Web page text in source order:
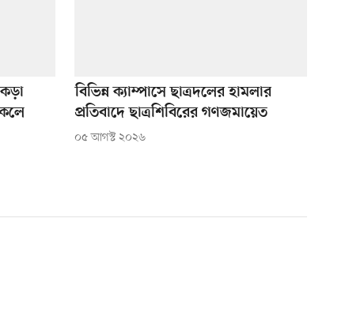
বিভিন্ন ক্যাম্পাসে ছাত্রদলের হামলার
প্রতিবাদে ছাত্রশিবিরের গণজমায়েত
০৫ আগস্ট ২০২৬